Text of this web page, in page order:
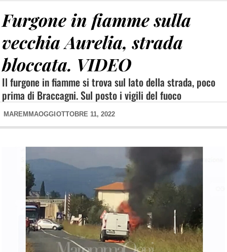
Furgone in fiamme sulla
vecchia Aurelia, strada
bloccata. VIDEO
Il furgone in fiamme si trova sul lato della strada, poco
prima di Braccagni. Sul posto i vigili del fuoco
MAREMMAOGGI OTTOBRE 11, 2022